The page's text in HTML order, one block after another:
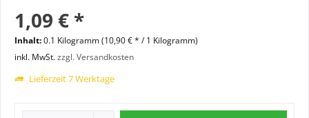
1,09 € *
Inhalt:0.1 Kilogramm (10,90 € * / 1 Kilogramm)
inkl. MwSt.zzgl. Versandkosten
Lieferzeit 7 Werktage